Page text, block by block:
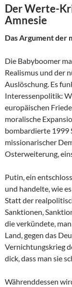
Der Werte-
Amnesie
Das Argument der
Die Babyboomer
Realismus und der
Auslöschung. Es
Interessenpolitik:
europäischen
moralische
bombardierte 1999
missionarischer
Osterweiterung,
Putin, ein
und handelte, wie
Statt der
Sanktionen,
die verkündete,
Land, gegen das
Vernichtungskrieg
dick, dass man sie
Währenddessen